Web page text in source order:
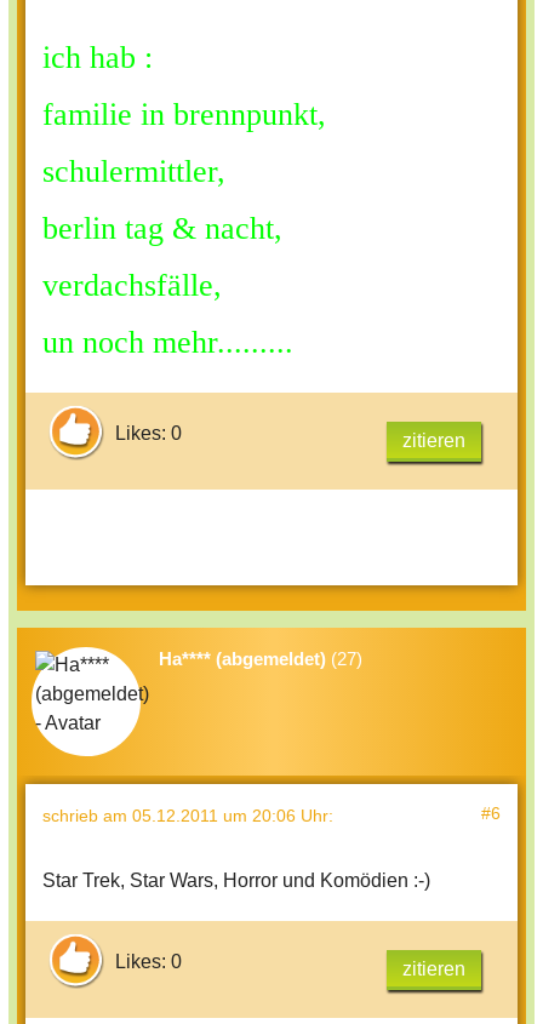
ich hab :
familie in brennpunkt,
schulermittler,
berlin tag & nacht,
verdachsfälle,
un noch mehr.........
Likes: 0 zitieren
Ha**** (abgemeldet) (27)
schrieb am 05.12.2011 um 20:06 Uhr: #6
Star Trek, Star Wars, Horror und Komödien :-)
Likes: 0 zitieren